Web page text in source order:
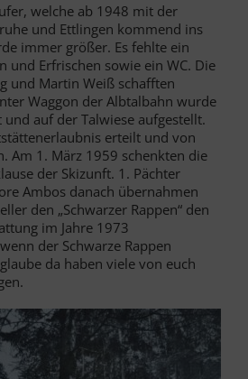
welche ab 1948 mit der
und Ettlingen kommend ins
immer größer. Es fehlte ein
und Erfrischen sowie ein WC. Die
und Martin Weiß schafften
Waggon der Albtalbahn wurde
auf der Talwiese aufgestellt.
erteilt und von
Am 1. März 1959 schenkten die
der Skizunft. 1. Pächter
Ambos danach übernahmen
den „Schwarzer Rappen“ den
im Jahre 1973
der Schwarze Rappen
da haben viele von euch